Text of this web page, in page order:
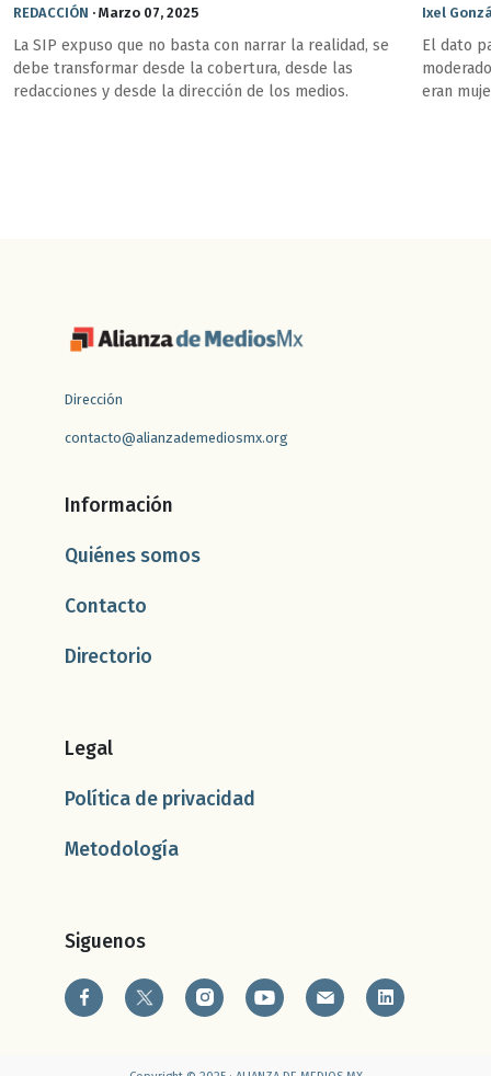
REDACCIÓN · Marzo 07, 2025
La SIP expuso que no basta con narrar la realidad, se
debe transformar desde la cobertura, desde las
redacciones y desde la dirección de los medios.
Ixel
El dato
eran
Dirección
contacto@alianzademediosmx.org
Información
Quiénes somos
Contacto
Directorio
Legal
Política de privacidad
Metodología
Siguenos